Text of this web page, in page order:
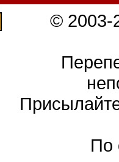
©
По